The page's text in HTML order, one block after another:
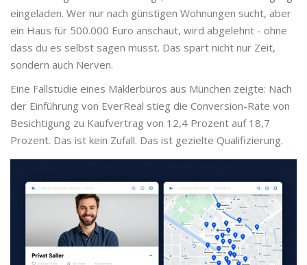
eingeladen. Wer nur nach günstigen Wohnungen sucht, aber
ein Haus für 500.000 Euro anschaut, wird abgelehnt - ohne
dass du es selbst sagen musst. Das spart nicht nur Zeit,
sondern auch Nerven.
Eine Fallstudie eines Maklerbüros aus München zeigte: Nach
der Einführung von EverReal stieg die Conversion-Rate von
Besichtigung zu Kaufvertrag von 12,4 Prozent auf 18,7
Prozent. Das ist kein Zufall. Das ist gezielte Qualifizierung.